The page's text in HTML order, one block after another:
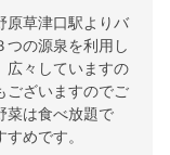
原草津口駅よりバ
つの源泉を利用し
広々していますの
ございますのでご
菜は食べ放題で
めです。